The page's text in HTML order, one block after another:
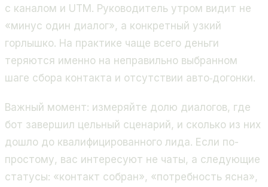
с каналом и UTM. Руководитель утром видит не
«минус один диалог», а конкретный узкий
горлышко. На практике чаще всего деньги
теряются именно на неправильно выбранном
шаге сбора контакта и отсутствии авто‑догонки.
Важный момент: измеряйте долю диалогов, где
бот завершил цельный сценарий, и сколько из них
дошло до квалифицированного лида. Если по-
простому, вас интересуют не чаты, а следующие
статусы: «контакт собран», «потребность ясна»,